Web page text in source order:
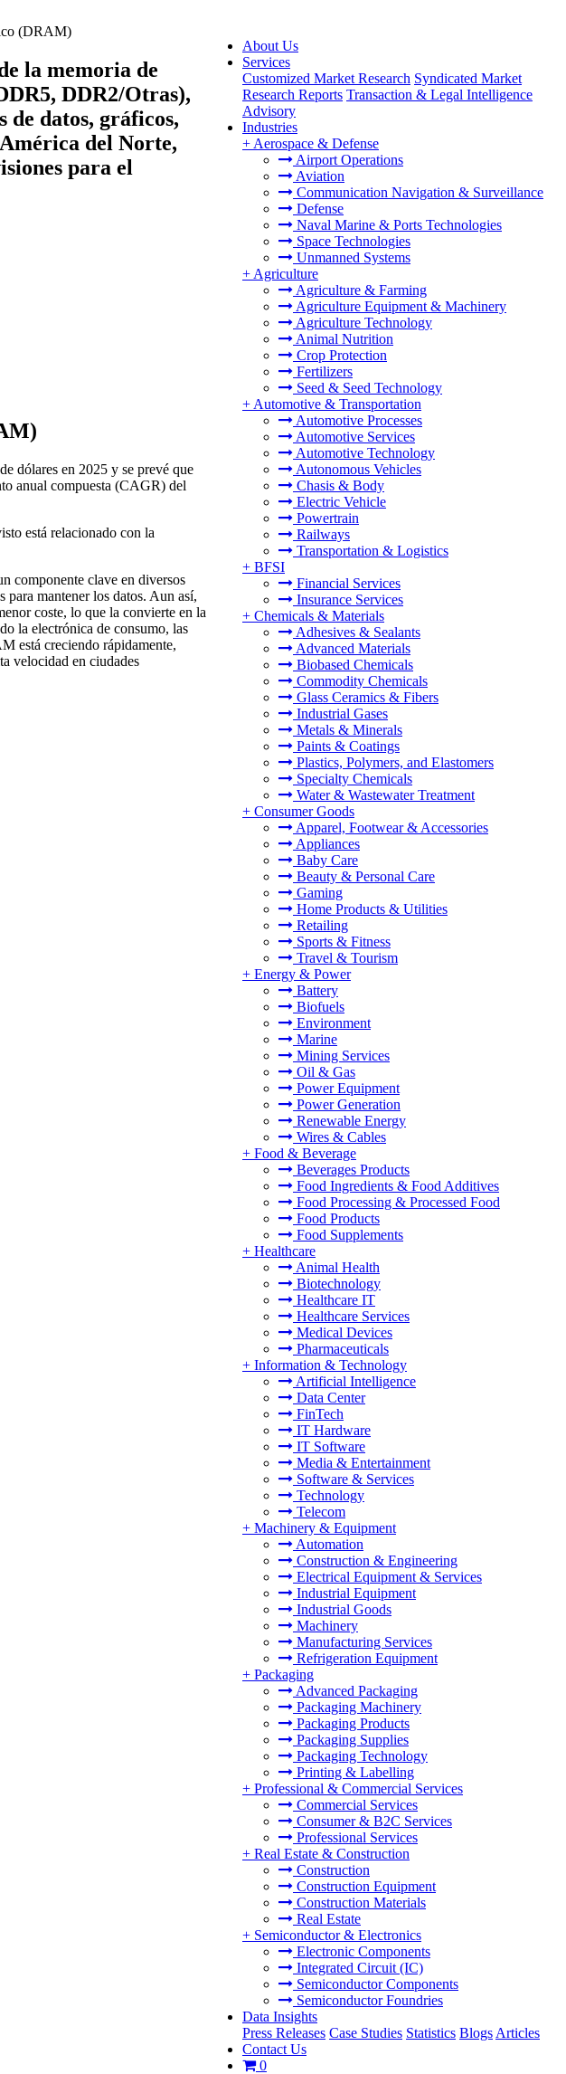
About Us
Services
Customized Market Research Syndicated Market
Research Reports Transaction & Legal Intelligence
Advisory
Industries
+ Aerospace & Defense
Airport Operations
Aviation
Communication Navigation & Surveillance
Defense
Naval Marine & Ports Technologies
Space Technologies
Unmanned Systems
+ Agriculture
Agriculture & Farming
Agriculture Equipment & Machinery
Agriculture Technology
Animal Nutrition
Crop Protection
Fertilizers
Seed & Seed Technology
+ Automotive & Transportation
Automotive Processes
Automotive Services
Automotive Technology
Autonomous Vehicles
Chasis & Body
Electric Vehicle
Powertrain
Railways
Transportation & Logistics
+ BFSI
Financial Services
Insurance Services
+ Chemicals & Materials
Adhesives & Sealants
Advanced Materials
Biobased Chemicals
Commodity Chemicals
Glass Ceramics & Fibers
Industrial Gases
Metals & Minerals
Paints & Coatings
Plastics, Polymers, and Elastomers
Specialty Chemicals
Water & Wastewater Treatment
+ Consumer Goods
Apparel, Footwear & Accessories
Appliances
Baby Care
Beauty & Personal Care
Gaming
Home Products & Utilities
Retailing
Sports & Fitness
Travel & Tourism
+ Energy & Power
Battery
Biofuels
Environment
Marine
Mining Services
Oil & Gas
Power Equipment
Power Generation
Renewable Energy
Wires & Cables
+ Food & Beverage
Beverages Products
Food Ingredients & Food Additives
Food Processing & Processed Food
Food Products
Food Supplements
+ Healthcare
Animal Health
Biotechnology
Healthcare IT
Healthcare Services
Medical Devices
Pharmaceuticals
+ Information & Technology
Artificial Intelligence
Data Center
FinTech
IT Hardware
IT Software
Media & Entertainment
Software & Services
Technology
Telecom
+ Machinery & Equipment
Automation
Construction & Engineering
Electrical Equipment & Services
Industrial Equipment
Industrial Goods
Machinery
Manufacturing Services
Refrigeration Equipment
+ Packaging
Advanced Packaging
Packaging Machinery
Packaging Products
Packaging Supplies
Packaging Technology
Printing & Labelling
+ Professional & Commercial Services
Commercial Services
Consumer & B2C Services
Professional Services
+ Real Estate & Construction
Construction
Construction Equipment
Construction Materials
Real Estate
+ Semiconductor & Electronics
Electronic Components
Integrated Circuit (IC)
Semiconductor Components
Semiconductor Foundries
Data Insights
Press Releases Case Studies Statistics Blogs Articles
Contact Us
0
(DRAM)
la memoria de
DDR2/Otras),
de datos, gráficos,
del Norte,
para el
dólares en 2025 y se prevé que
anual compuesta (CAGR) del
está relacionado con la
componente clave en diversos
mantener los datos. Aun así,
coste, lo que la convierte en la
la electrónica de consumo, las
está creciendo rápidamente,
velocidad en ciudades